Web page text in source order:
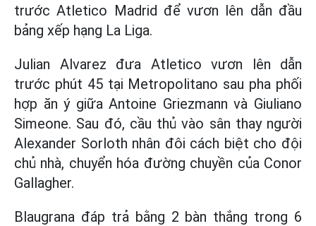
trước Atletico Madrid để vươn lên dẫn đầu
bảng xếp hạng La Liga.
Julian Alvarez đưa Atletico vươn lên dẫn
trước phút 45 tại Metropolitano sau pha phối
hợp ăn ý giữa Antoine Griezmann và Giuliano
Simeone. Sau đó, cầu thủ vào sân thay người
Alexander Sorloth nhân đôi cách biệt cho đội
chủ nhà, chuyển hóa đường chuyền của Conor
Gallagher.
Blaugrana đáp trả bằng 2 bàn thắng trong 6